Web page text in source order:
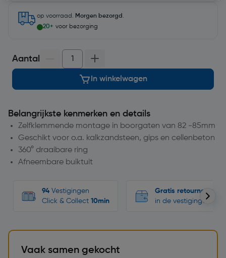
op voorraad. Morgen bezorgd .
20+ voor bezorging
Aantal
In winkelwagen
Belangrijkste kenmerken en details
Zelfklemmende montage in boorgaten van 82 -85mm
Geschikt voor o.a. kalkzandsteen, gips en cellenbeton
360° draaibare ring
Afneembare buiktuit
94 Vestigingen
Click & Collect 10min
Gratis retourneren
in de vestigingen
Vaak samen gekocht